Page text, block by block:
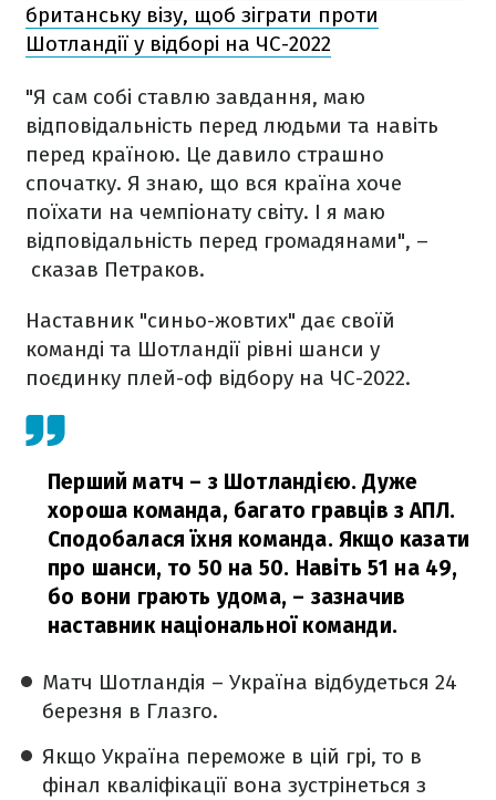
британську візу, щоб зіграти проти
Шотландії у відборі на ЧС-2022
"Я сам собі ставлю завдання, маю
відповідальність перед людьми та навіть
перед країною. Це давило страшно
спочатку. Я знаю, що вся країна хоче
поїхати на чемпіонату світу. І я маю
відповідальність перед громадянами", –
сказав Петраков.
Наставник "синьо-жовтих" дає своїй
команді та Шотландії рівні шанси у
поєдинку плей-оф відбору на ЧС-2022.
Перший матч – з Шотландією. Дуже
хороша команда, багато гравців з АПЛ.
Сподобалася їхня команда. Якщо казати
про шанси, то 50 на 50. Навіть 51 на 49,
бо вони грають удома, – зазначив
наставник національної команди.
Матч Шотландія – Україна відбудеться 24
березня в Глазго.
Якщо Україна переможе в цій грі, то в
фінал кваліфікації вона зустрінеться з